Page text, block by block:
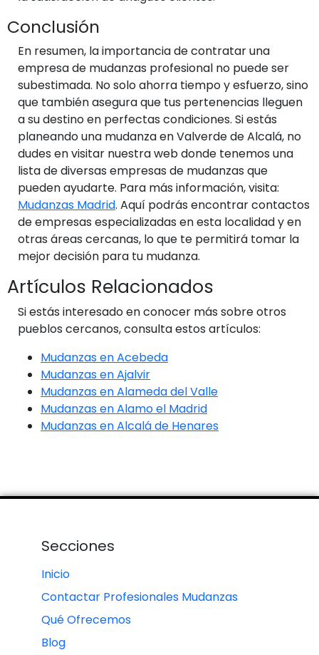
Conclusión
En resumen, la importancia de contratar una
empresa de mudanzas profesional no puede ser
subestimada. No solo ahorra tiempo y esfuerzo, sino
que también asegura que tus pertenencias lleguen
a su destino en perfectas condiciones. Si estás
planeando una mudanza en Valverde de Alcalá, no
dudes en visitar nuestra web donde tenemos una
lista de diversas empresas de mudanzas que
pueden ayudarte. Para más información, visita:
Mudanzas Madrid. Aquí podrás encontrar contactos
de empresas especializadas en esta localidad y en
otras áreas cercanas, lo que te permitirá tomar la
mejor decisión para tu mudanza.
Artículos Relacionados
Si estás interesado en conocer más sobre otros
pueblos cercanos, consulta estos artículos:
Mudanzas en Acebeda
Mudanzas en Ajalvir
Mudanzas en Alameda del Valle
Mudanzas en Alamo el Madrid
Mudanzas en Alcalá de Henares
Secciones
Inicio
Contactar Profesionales Mudanzas
Qué Ofrecemos
Blog